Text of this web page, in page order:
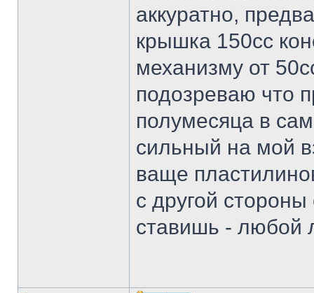
аккуратно,
крышка 150сс
механизму от
подозреваю что
полумесяца в
сильный на мой
ваще
с другой
ставишь - любой